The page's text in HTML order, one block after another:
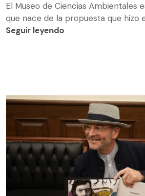
El Museo de Ciencias Ambientales
que nace de la propuesta que hizo
Seguir leyendo